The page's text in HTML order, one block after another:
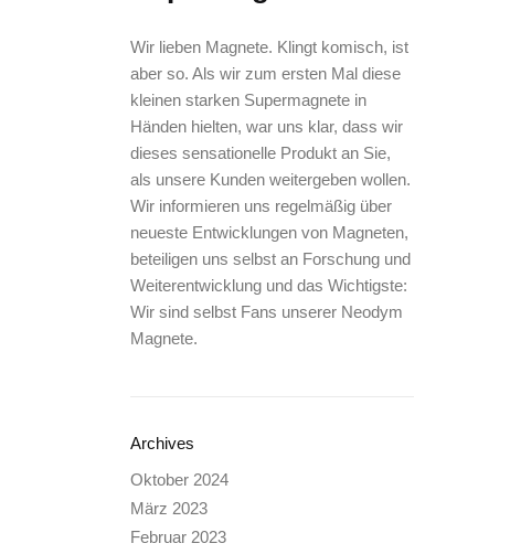
Wir lieben Magnete. Klingt komisch, ist
aber so. Als wir zum ersten Mal diese
kleinen starken Supermagnete in
Händen hielten, war uns klar, dass wir
dieses sensationelle Produkt an Sie,
als unsere Kunden weitergeben wollen.
Wir informieren uns regelmäßig über
neueste Entwicklungen von Magneten,
beteiligen uns selbst an Forschung und
Weiterentwicklung und das Wichtigste:
Wir sind selbst Fans unserer Neodym
Magnete.
Archives
Oktober 2024
März 2023
Februar 2023